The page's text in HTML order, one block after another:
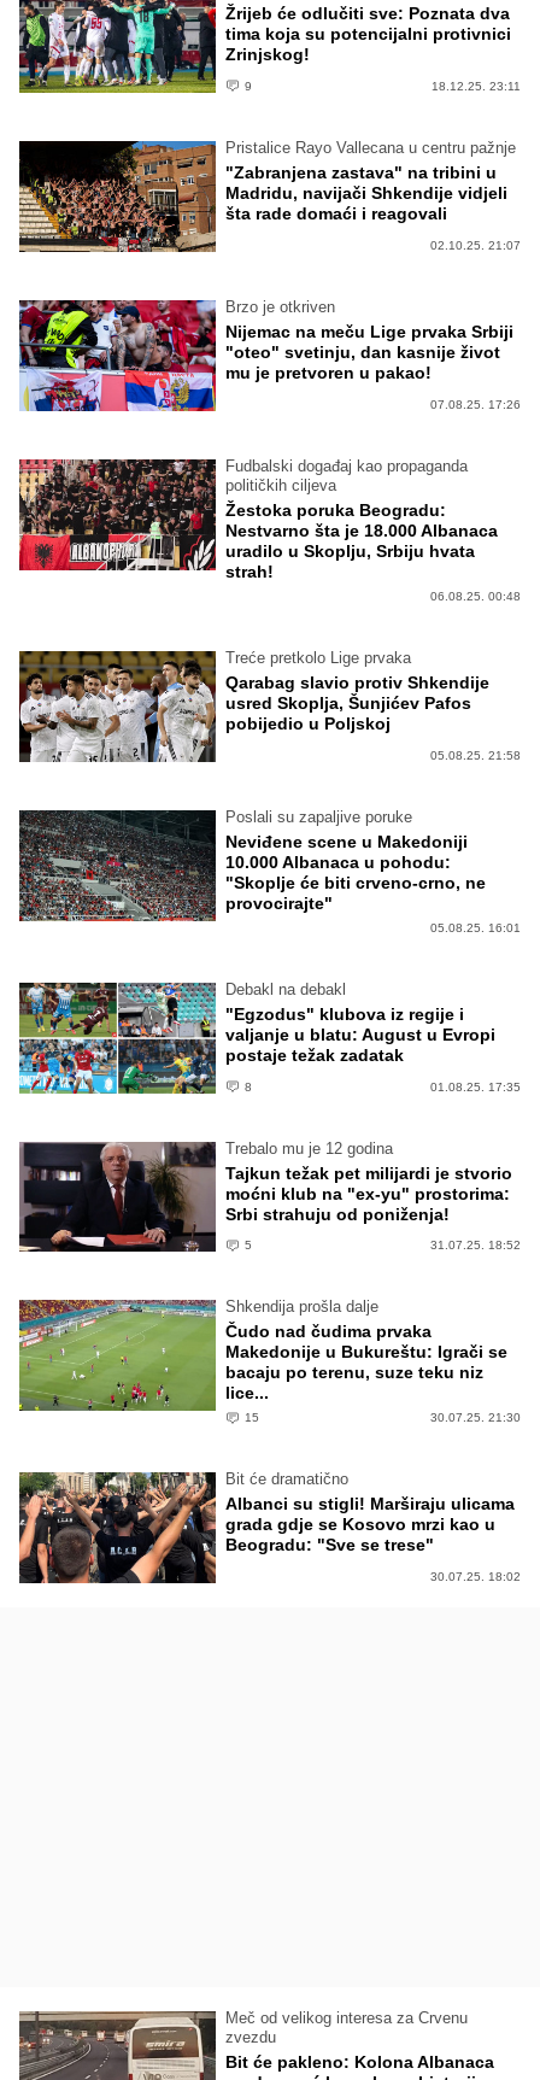
Žrijeb će odlučiti sve: Poznata dva
tima koja su potencijalni protivnici
Zrinjskog!
9 18.12.25. 23:11
Pristalice Rayo Vallecana u centru pažnje
"Zabranjena zastava" na tribini u
Madridu, navijači Shkendije vidjeli
šta rade domaći i reagovali
02.10.25. 21:07
Brzo je otkriven
Nijemac na meču Lige prvaka Srbiji
"oteo" svetinju, dan kasnije život
mu je pretvoren u pakao!
07.08.25. 17:26
Fudbalski događaj kao propaganda
političkih ciljeva
Žestoka poruka Beogradu:
Nestvarno šta je 18.000 Albanaca
uradilo u Skoplju, Srbiju hvata
strah!
06.08.25. 00:48
Treće pretkolo Lige prvaka
Qarabag slavio protiv Shkendije
usred Skoplja, Šunjićev Pafos
pobijedio u Poljskoj
05.08.25. 21:58
Poslali su zapaljive poruke
Neviđene scene u Makedoniji
10.000 Albanaca u pohodu:
"Skoplje će biti crveno-crno, ne
provocirajte"
05.08.25. 16:01
Debakl na debakl
"Egzodus" klubova iz regije i
valjanje u blatu: August u Evropi
postaje težak zadatak
8 01.08.25. 17:35
Trebalo mu je 12 godina
Tajkun težak pet milijardi je stvorio
moćni klub na "ex-yu" prostorima:
Srbi strahuju od poniženja!
5 31.07.25. 18:52
Shkendija prošla dalje
Čudo nad čudima prvaka
Makedonije u Bukureštu: Igrači se
bacaju po terenu, suze teku niz
lice...
15 30.07.25. 21:30
Bit će dramatično
Albanci su stigli! Marširaju ulicama
grada gdje se Kosovo mrzi kao u
Beogradu: "Sve se trese"
30.07.25. 18:02
Meč od velikog interesa za Crvenu
zvezdu
Bit će pakleno: Kolona Albanaca